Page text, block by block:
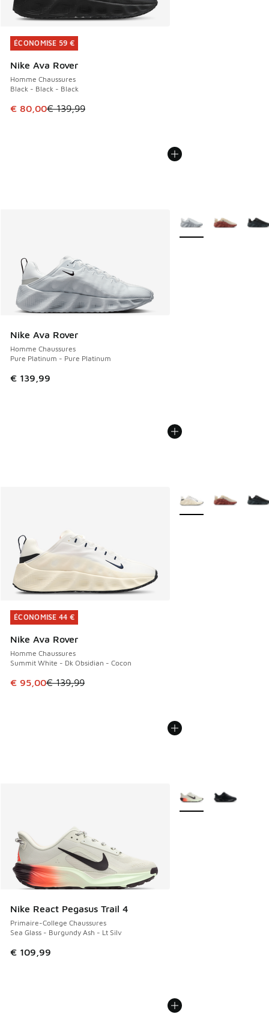
ÉCONOMISE 59 €
Nike Ava Rover
Homme Chaussures
Black - Black - Black
Cet article est en promotion. Prix en baisse de € 139,99 à
€ 80,00€ 139,99
ÉCONOMISE 59 €
Nike Ava Rover
Homme Chaussures
Pure Platinum - Pure Platinum
€ 139,99
Plus de couleurs
ÉCONOMISE 44 €
Nike Ava Rover
Homme Chaussures
Summit White - Dk Obsidian - Cocon
Cet article est en promotion. Prix en baisse de € 139,99 à
€ 95,00€ 139,99
ÉCONOMISE 44 €
Plus de couleurs
Nike React Pegasus Trail 4
Primaire-College Chaussures
Sea Glass - Burgundy Ash - Lt Silv
€ 109,99
Plus de couleurs